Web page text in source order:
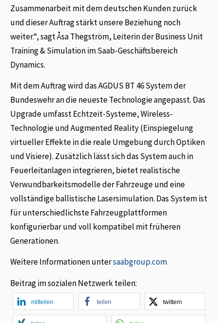
Zusammenarbeit mit dem deutschen Kunden zurück
und dieser Auftrag stärkt unsere Beziehung noch
weiter.“, sagt Åsa Thegström, Leiterin der Business Unit
Training & Simulation im Saab-Geschäftsbereich
Dynamics.
Mit dem Auftrag wird das AGDUS BT 46 System der
Bundeswehr an die neueste Technologie angepasst. Das
Upgrade umfasst Echtzeit-Systeme, Wireless-
Technologie und Augmented Reality (Einspiegelung
virtueller Effekte in die reale Umgebung durch Optiken
und Visiere). Zusätzlich lässt sich das System auch in
Feuerleitanlagen integrieren, bietet realistische
Verwundbarkeitsmodelle der Fahrzeuge und eine
vollständige ballistische Lasersimulation. Das System ist
für unterschiedlichste Fahrzeugplattformen
konfigurierbar und voll kompatibel mit früheren
Generationen.
Weitere Informationen untersaabgroup.com
Beitrag im sozialen Netzwerk teilen:
mitteilen teilen twittern